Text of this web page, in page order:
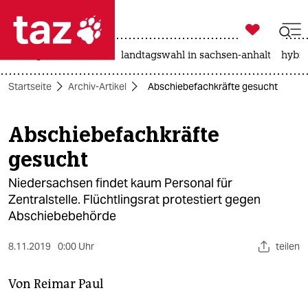
 taz zahl ich
taz zahl ich
themen
politik
öko
gesellschaft
kultur
sport

taz zahl ich
landtagswahl in sachsen-anhalt
Startseite Archiv-Artikel Abschiebefachkräfte gesucht
Abschiebefachkräfte
gesucht
Niedersachsen findet kaum Personal für
Zentralstelle. Flüchtlingsrat protestiert gegen
Abschiebebehörde
8.11.2019 0:00 Uhr teilen
Von Reimar Paul